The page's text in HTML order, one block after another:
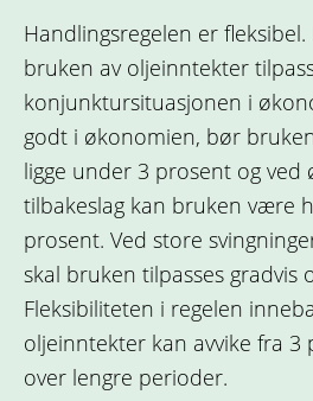
Handlingsregelen er
bruken av oljeinntekter
konjunktursituasjonen i
godt i økonomien, bør
ligge under 3 prosent og ved
tilbakeslag kan bruken være
prosent. Ved store
skal bruken tilpasses gradvis
Fleksibiliteten i regelen
oljeinntekter kan avvike fra 3
over lengre perioder.